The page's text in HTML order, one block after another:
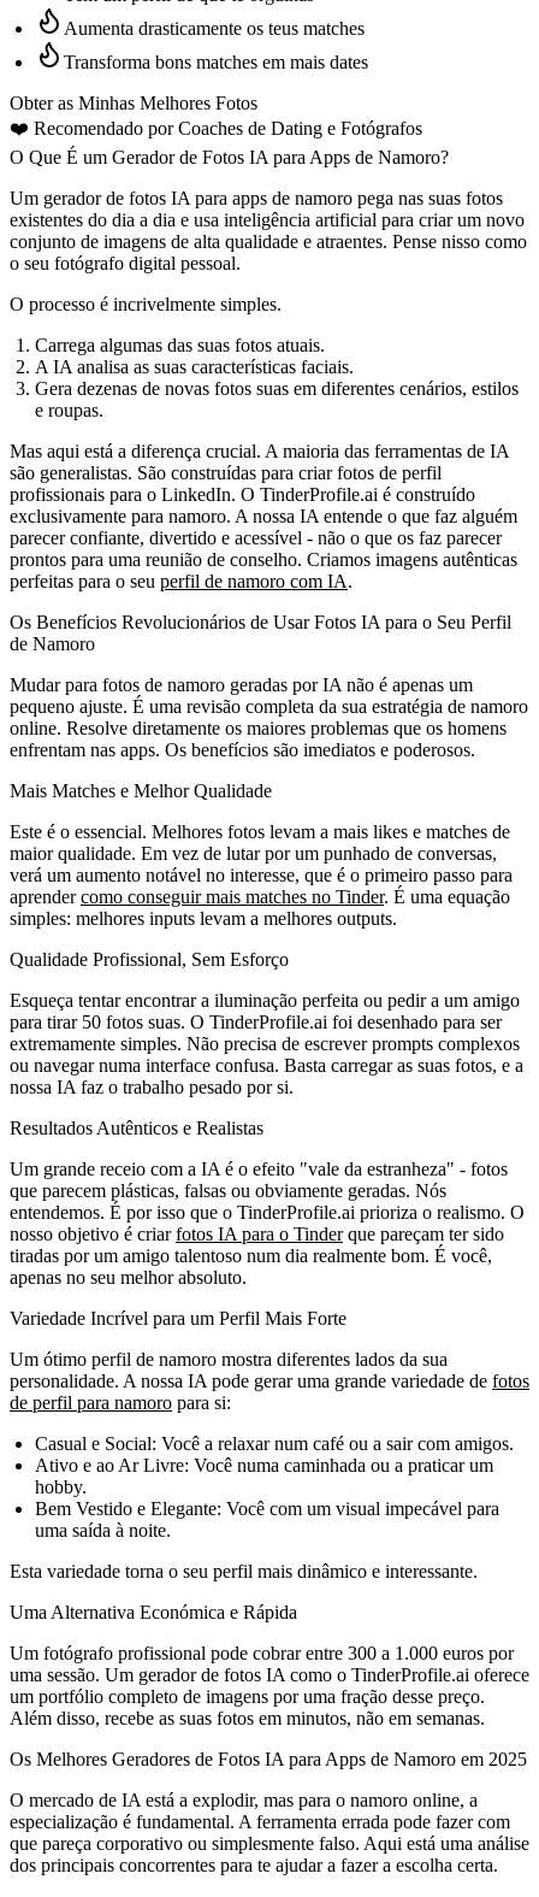
Aumenta drasticamente os teus matches
Transforma bons matches em mais dates
Obter as Minhas Melhores Fotos
❤️ Recomendado por Coaches de Dating e Fotógrafos
O Que É um Gerador de Fotos IA para Apps de Namoro?
Um gerador de fotos IA para apps de namoro pega nas suas fotos
existentes do dia a dia e usa inteligência artificial para criar um novo
conjunto de imagens de alta qualidade e atraentes. Pense nisso como
o seu fotógrafo digital pessoal.
O processo é incrivelmente simples.
Carrega algumas das suas fotos atuais.
A IA analisa as suas características faciais.
Gera dezenas de novas fotos suas em diferentes cenários, estilos
e roupas.
Mas aqui está a diferença crucial. A maioria das ferramentas de IA
são generalistas. São construídas para criar fotos de perfil
profissionais para o LinkedIn. O TinderProfile.ai é construído
exclusivamente para namoro. A nossa IA entende o que faz alguém
parecer confiante, divertido e acessível - não o que os faz parecer
prontos para uma reunião de conselho. Criamos imagens autênticas
perfeitas para o seu perfil de namoro com IA.
Os Benefícios Revolucionários de Usar Fotos IA para o Seu Perfil
de Namoro
Mudar para fotos de namoro geradas por IA não é apenas um
pequeno ajuste. É uma revisão completa da sua estratégia de namoro
online. Resolve diretamente os maiores problemas que os homens
enfrentam nas apps. Os benefícios são imediatos e poderosos.
Mais Matches e Melhor Qualidade
Este é o essencial. Melhores fotos levam a mais likes e matches de
maior qualidade. Em vez de lutar por um punhado de conversas,
verá um aumento notável no interesse, que é o primeiro passo para
aprendercomo conseguir mais matches no Tinder. É uma equação
simples: melhores inputs levam a melhores outputs.
Qualidade Profissional, Sem Esforço
Esqueça tentar encontrar a iluminação perfeita ou pedir a um amigo
para tirar 50 fotos suas. O TinderProfile.ai foi desenhado para ser
extremamente simples. Não precisa de escrever prompts complexos
ou navegar numa interface confusa. Basta carregar as suas fotos, e a
nossa IA faz o trabalho pesado por si.
Resultados Autênticos e Realistas
Um grande receio com a IA é o efeito "vale da estranheza" - fotos
que parecem plásticas, falsas ou obviamente geradas. Nós
entendemos. É por isso que o TinderProfile.ai prioriza o realismo. O
nosso objetivo é criarfotos IA para o Tinderque pareçam ter sido
tiradas por um amigo talentoso num dia realmente bom. É você,
apenas no seu melhor absoluto.
Variedade Incrível para um Perfil Mais Forte
Um ótimo perfil de namoro mostra diferentes lados da sua
personalidade. A nossa IA pode gerar uma grande variedade de fotos
de perfil para namoro para si:
Casual e Social: Você a relaxar num café ou a sair com amigos.
Ativo e ao Ar Livre: Você numa caminhada ou a praticar um
hobby.
Bem Vestido e Elegante: Você com um visual impecável para
uma saída à noite.
Esta variedade torna o seu perfil mais dinâmico e interessante.
Uma Alternativa Económica e Rápida
Um fotógrafo profissional pode cobrar entre 300 a 1.000 euros por
uma sessão. Um gerador de fotos IA como o TinderProfile.ai oferece
um portfólio completo de imagens por uma fração desse preço.
Além disso, recebe as suas fotos em minutos, não em semanas.
Os Melhores Geradores de Fotos IA para Apps de Namoro em 2025
O mercado de IA está a explodir, mas para o namoro online, a
especialização é fundamental. A ferramenta errada pode fazer com
que pareça corporativo ou simplesmente falso. Aqui está uma análise
dos principais concorrentes para te ajudar a fazer a escolha certa.